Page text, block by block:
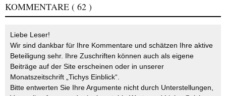
KOMMENTARE ( 62 )
Liebe Leser!
Wir sind dankbar für Ihre Kommentare und schätzen Ihre aktive
Beteiligung sehr. Ihre Zuschriften können auch als eigene
Beiträge auf der Site erscheinen oder in unserer
Monatszeitschrift „Tichys Einblick“.
Bitte entwerten Sie Ihre Argumente nicht durch Unterstellungen,